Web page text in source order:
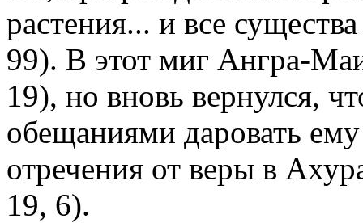
растения... и все
99). В этот миг Ангра-
19), но вновь вернулся,
обещаниями даровать ему
отречения от веры в
19, 6).